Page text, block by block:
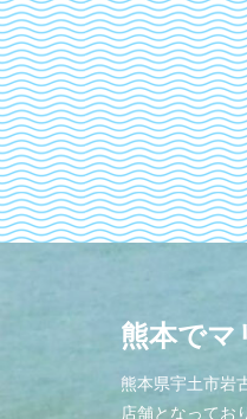
熊本でマ
熊本県宇土市岩
店舗となってお